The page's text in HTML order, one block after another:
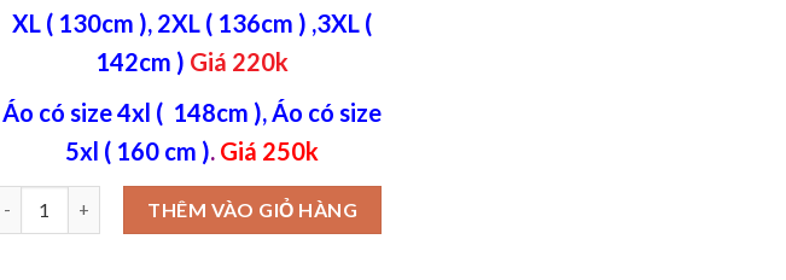
XL ( 130cm ), 2XL ( 136cm ) ,3XL (
142cm ) Giá 220k
Áo có size 4xl ( 148cm ), Áo có size
5xl ( 160 cm ). Giá 250k
Áo thun cotton 4 chiều cao cấp in chữ Belive phối màu đỏ trắng số lượng
THÊM VÀO GIỎ HÀNG